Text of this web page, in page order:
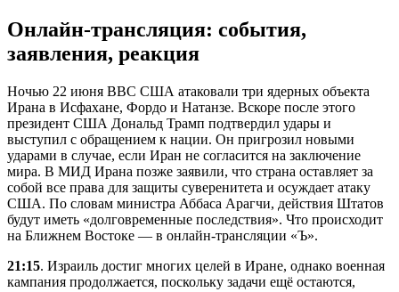
Онлайн-трансляция: события,
заявления, реакция
Ночью 22 июня ВВС США атаковали три ядерных объекта
Ирана в Исфахане, Фордо и Натанзе. Вскоре после этого
президент США Дональд Трамп подтвердил удары и
выступил с обращением к нации. Он пригрозил новыми
ударами в случае, если Иран не согласится на заключение
мира. В МИД Ирана позже заявили, что страна оставляет за
собой все права для защиты суверенитета и осуждает атаку
США. По словам министра Аббаса Арагчи, действия Штатов
будут иметь «долговременные последствия». Что происходит
на Ближнем Востоке — в онлайн-трансляции «Ъ».
21:15. Израиль достиг многих целей в Иране, однако военная
кампания продолжается, поскольку задачи ещё остаются,